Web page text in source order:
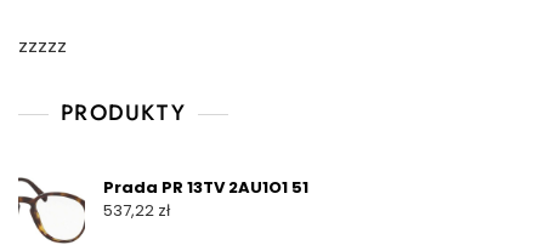
zzzzz
PRODUKTY
Prada PR 13TV 2AU1O1 51
537,22 zł